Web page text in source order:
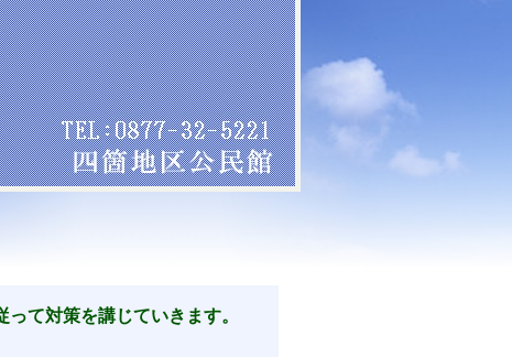
って対策を講じていき ます。